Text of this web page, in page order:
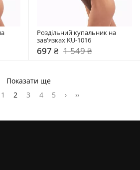
Роздільний купальник на
зав'язках KU-1016
697 ₴ 1 549 ₴
Показати ще
1 2 3 4 5 › ››